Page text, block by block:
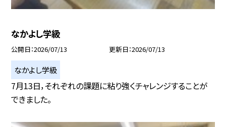
なかよし学級
公開日 2026/07/13 更新日 2026/07/13
なかよし学級
7月13日，それぞれの課題に粘り強くチャレンジすることが
できました。